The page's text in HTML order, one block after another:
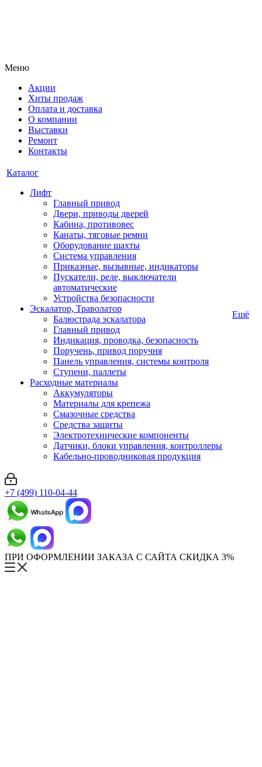
Меню
Акции
Хиты продаж
Оплата и доставка
О компании
Выставки
Ремонт
Контакты
Каталог
Лифт
Главный привод
Двери, приводы дверей
Кабина, противовес
Канаты, тяговые ремни
Оборудование шахты
Система управления
Приказные, вызывные, индикаторы
Пускатели, реле, выключатели
автоматические
Устройства безопасности
Эскалатор, Траволатор
Балюстрада эскалатора
Главный привод
Индикация, проводка, безопасность
Поручень, привод поручня
Панель управления, системы контроля
Ступени, паллеты
Расходные материалы
Аккумуляторы
Материалы для крепежа
Смазочные средства
Средства защиты
Электротехнические компоненты
Датчики, блоки управления, контроллеры
Кабельно-проводниковая продукция
Ещё
+7 (499) 110-04-44
ПРИ ОФОРМЛЕНИИ ЗАКАЗА С САЙТА СКИДКА 3%